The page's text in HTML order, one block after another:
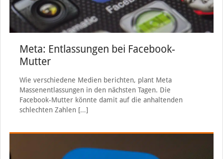
Meta: Entlassungen bei Facebook-
Mutter
Wie verschiedene Medien berichten, plant Meta
Massenentlassungen in den nächsten Tagen. Die
Facebook-Mutter könnte damit auf die anhaltenden
schlechten Zahlen […]